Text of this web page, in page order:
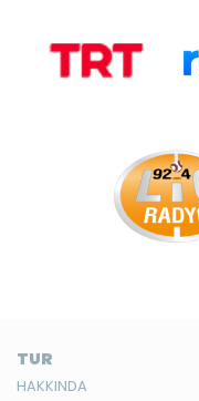
TUR
HAKKINDA